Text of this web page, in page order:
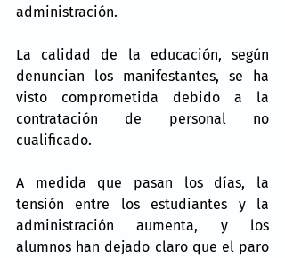
administración.
La calidad de la educación, según
denuncian los manifestantes, se ha
visto comprometida debido a la
contratación de personal no
cualificado.
A medida que pasan los días, la
tensión entre los estudiantes y la
administración aumenta, y los
alumnos han dejado claro que el paro